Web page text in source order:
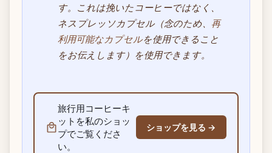
す。これは挽いたコーヒーではなく、
ネスプレッソカプセル（念のため、 再
利用可能なカプセルを使用できること
をお伝えします）を使用できます。
旅行用コーヒーキ
ットを私のショッ
プでご覧くださ
い。
ショップを見る →